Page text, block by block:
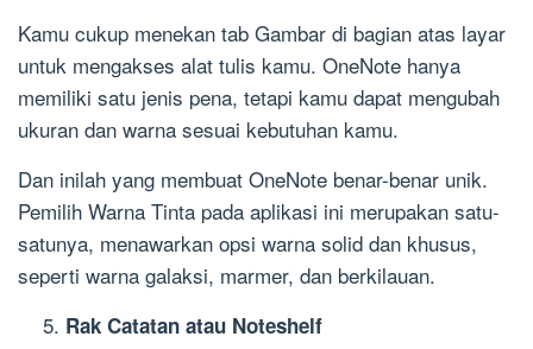
Kamu cukup menekan tab Gambar di bagian atas layar
untuk mengakses alat tulis kamu. OneNote hanya
memiliki satu jenis pena, tetapi kamu dapat mengubah
ukuran dan warna sesuai kebutuhan kamu.
Dan inilah yang membuat OneNote benar-benar unik.
Pemilih Warna Tinta pada aplikasi ini merupakan satu-
satunya, menawarkan opsi warna solid dan khusus,
seperti warna galaksi, marmer, dan berkilauan.
Rak Catatan atau Noteshelf